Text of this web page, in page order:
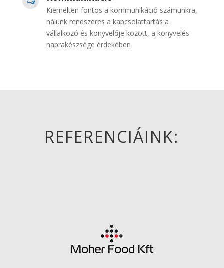
Kiemelten fontos a kommunikáció számunkra,
nálunk rendszeres a kapcsolattartás a
vállalkozó és könyvelője között, a könyvelés
naprakészsége érdekében
REFERENCIÁINK: